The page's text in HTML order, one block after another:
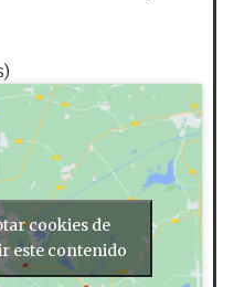
cookies de
este contenido